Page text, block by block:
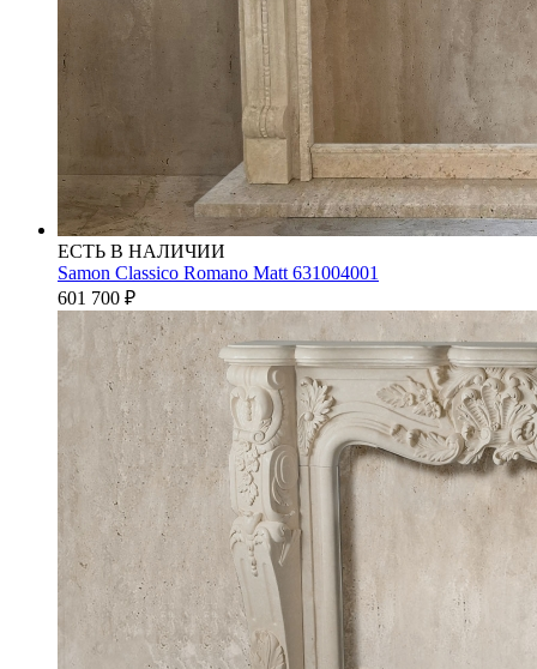
ЕСТЬ В НАЛИЧИИ
Samon Classico Romano Matt 631004001
601 700 ₽